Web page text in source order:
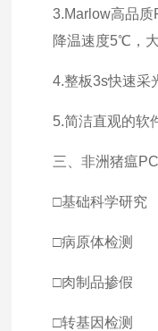
3.Marlow高品
降温速度5℃，
4.整板3s快速采
5.简洁直观的软
三、非洲猪瘟
□基础科学研究
□病原体检测
□肉制品掺假
□转基因检测